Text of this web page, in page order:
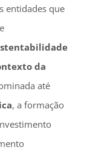
entidades que
da
até
, a formação